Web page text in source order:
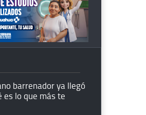
barrenador ya llegó
es lo que más te